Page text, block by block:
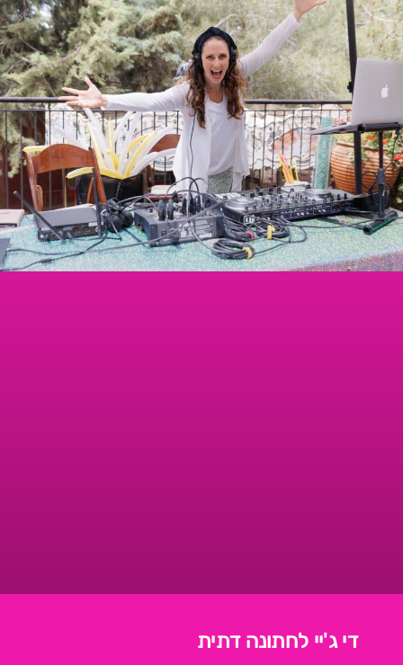
די ג'יי לחתונה דתית